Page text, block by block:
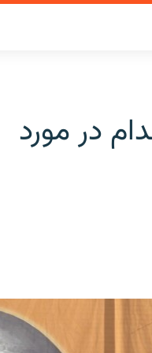
در مورد